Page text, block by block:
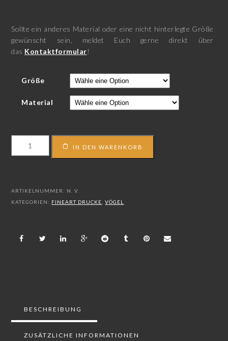
Sollte ein anderes Material oder eine nicht hinterlegte Größe
gewünscht sein, meldet Euch gerne direkt über
das Kontaktformular!
Größe
Material
Menge
IN DEN WARENKORB
ARTIKELNUMMER: N. V.
KATEGORIEN: FINEART DRUCKE ,VÖGEL
BESCHREIBUNG
ZUSÄTZLICHE INFORMATIONEN